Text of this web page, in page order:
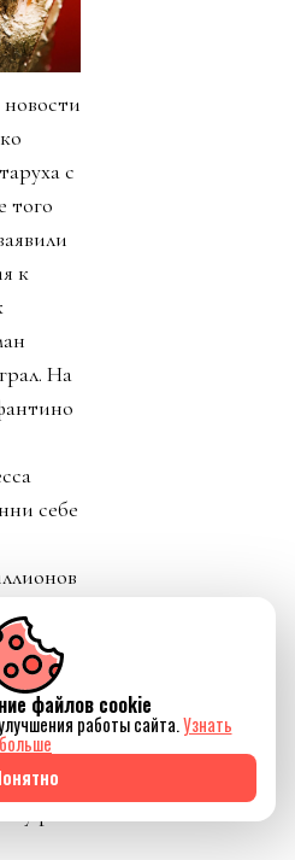
с
того
к
На
себе
файлов cookie
работы сайта.Узнать
больше